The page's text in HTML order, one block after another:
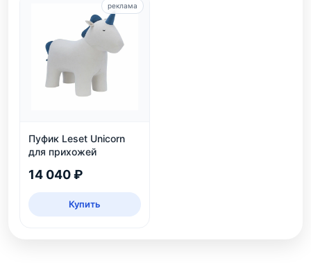
Пуфик Leset Unicorn
для прихожей
14 040 ₽
Купить
реклама